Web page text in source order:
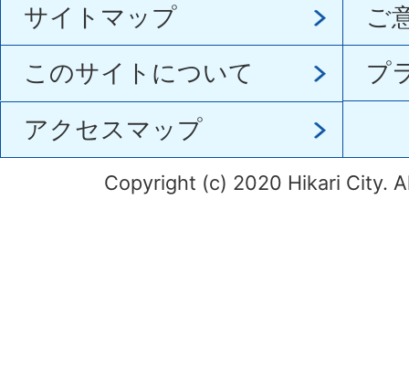
サイトマップ
ご
このサイトについて
プ
アクセスマップ
Copyright (c) 2020 Hikari City.